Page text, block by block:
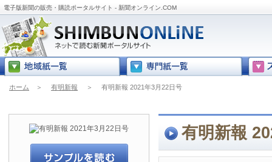
電子版新聞の販売・購読ポータルサイト - 新聞オンライン.COM
ホーム ＞ 有明新報 ＞ 有明新報 2021年3月22日号
有明新報